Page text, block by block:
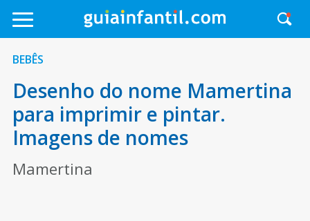
BEBÊS
Desenho do nome Mamertina
para imprimir e pintar.
Imagens de nomes
Mamertina